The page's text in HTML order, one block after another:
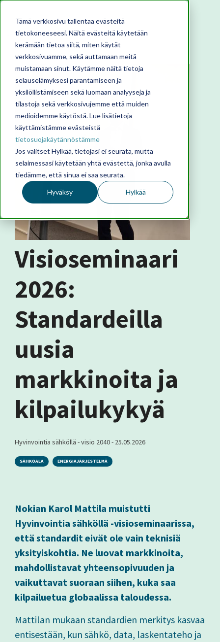
Tämä verkkosivu tallentaa evästeitä
tietokoneeseesi. Näitä evästeitä käytetään
kerämään tietoa siitä, miten käytät
verkkosivuamme, sekä auttamaan meitä
muistamaan sinut. Käytämme näitä tietoja
selauselämyksesi parantamiseen ja
yksilöllistämiseen sekä luomaan analyyseja ja
tilastoja sekä verkkosivujemme että muiden
medioidemme käytöstä. Lue lisätietoja
käyttämistämme evästeistä
tietosuojakäytännöstämme
Jos valitset Hylkää, tietojasi ei seurata, mutta
selaimessasi käytetään yhtä evästettä, jonka avulla
tiedämme, että sinua ei saa seurata.
Hyväksy Hylkää
Visioseminaari
2026:
Standardeilla
uusia
markkinoita ja
kilpailukykyä
Hyvinvointia sähköllä - visio 2040- 25.05.2026
SÄHKÖALA ENERGIAJÄRJESTELMÄ
Nokian Karol Mattila muistutti
Hyvinvointia sähköllä -visioseminaarissa,
että standardit eivät ole vain teknisiä
yksityiskohtia. Ne luovat markkinoita,
mahdollistavat yhteensopivuuden ja
vaikuttavat suoraan siihen, kuka saa
kilpailuetua globaalissa taloudessa.
Mattilan mukaan standardien merkitys kasvaa
entisestään, kun sähkö, data, laskentateho ja